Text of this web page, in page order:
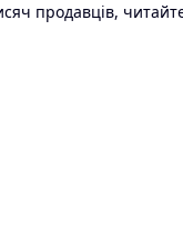
продавців, читайте